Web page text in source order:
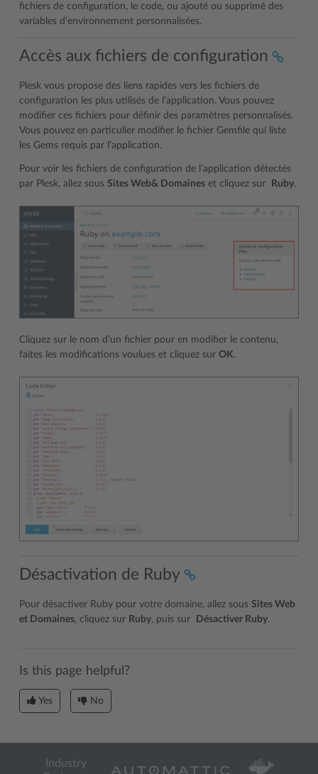
fichiers de configuration, le code, ou ajouté ou supprimé des
variables d’environnement personnalisées.
Accès aux fichiers de configuration
Plesk vous propose des liens rapides vers les fichiers de
configuration les plus utilisés de l’application. Vous pouvez
modifier ces fichiers pour définir des paramètres personnalisés.
Vous pouvez en particulier modifier le fichier Gemfile qui liste
les Gems requis par l’application.
Pour voir les fichiers de configuration de l’application détectés
par Plesk, allez sous Sites Web& Domaines et cliquez sur Ruby.
Cliquez sur le nom d’un fichier pour en modifier le contenu,
faites les modifications voulues et cliquez sur OK.
Désactivation de Ruby
Pour désactiver Ruby pour votre domaine, allez sous Sites Web
et Domaines, cliquez sur Ruby, puis sur Désactiver Ruby.
Is this page helpful?
Yes No
Industry